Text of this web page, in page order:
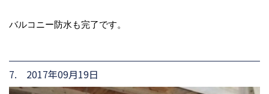
バルコニー防水も完了です。
7. 2017年09月19日